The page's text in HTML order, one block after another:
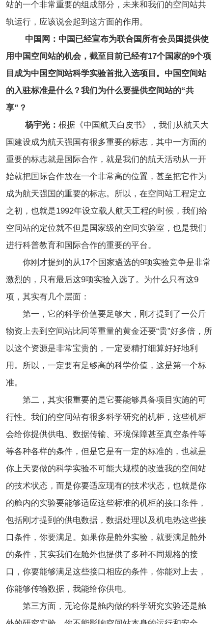
站的一个非常重要的组成部分，未来和我们的空间站共
轨运行，应该说会起到这方面的作用。
中国网：中国已经宣布为联合国所有会员国提供使
用中国空间站的机会，截至目前已经有17个国家的9个项
目成为中国空间站科学实验首批入选项目。中国空间站
的入驻标准是什么？我们为什么要提供空间站的“共
享”？
杨宇光： 根据《中国航天白皮书》，我们从航天大
国建设成为航天强国有很多重要的标志，其中一方面的
重要的标志就是国际合作，就是我们的航天活动从一开
始就把国际合作放在一个非常高的位置，甚至把它作为
成为航天强国的重要的标志。所以，在空间站工程定立
之初，也就是1992年设立载人航天工程的时候，我们给
空间站的定位就不但是国家级的空间实验室，也是我们
进行科普教育和国际合作的重要的平台。
你刚才提到的从17个国家遴选的9项实验竞争是非常
激烈的，只有最后这9项实验入选了。为什么只有这9
项，其实有几个层面：
第一，它的科学价值要足够大，刚才提到了一公斤
物资上去到空间站比同等重量的黄金还要“贵”好多倍，所
以这个资源是非常宝贵的，一定要精打细算好好地利
用。所以，一定要有足够高的科学价值，这是第一个标
准。
第二，其实很重要的是它要能够具备项目实施的可
行性。我们的空间站有很多科学研究的机柜，这些机柜
会给你提供供电、数据传输、环境保障甚至真空条件等
等各种各样的条件，但是它是有一定的标准的，也就是
你上天要做的科学实验不可能大规模的改造我的空间站
的技术状态，而是你要适应现有的技术状态，也就是你
的舱内的实验要能够适应这些标准的机柜的接口条件，
包括刚才提到的供电数据，数据处理以及机电热这些接
口条件，你要满足。如果你是舱外实验，就要满足舱外
的条件，其实我们在舱外也提供了多种不同规格的接
口，你要能够满足这些接口相应的条件，你能对上去，
你能够传输数据，我能给你供电。
第三方面，无论你是舱内做的科学研究实验还是舱